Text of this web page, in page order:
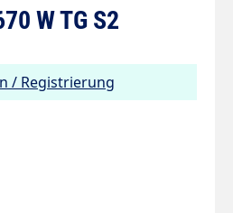
W TG S2
/ Registrierung